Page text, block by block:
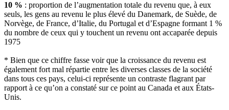
10 % : proportion de l’augmentation totale du revenu que, à eux
seuls, les gens au revenu le plus élevé du Danemark, de Suède, de
Norvège, de France, d’Italie, du Portugal et d’Espagne formant 1 %
du nombre de ceux qui y touchent un revenu ont accaparée depuis
1975
* Bien que ce chiffre fasse voir que la croissance du revenu est
également fort mal répartie entre les diverses classes de la société
dans tous ces pays, celui-ci représente un contraste flagrant par
rapport à ce qu’on a constaté sur ce point au Canada et aux États-
Unis.